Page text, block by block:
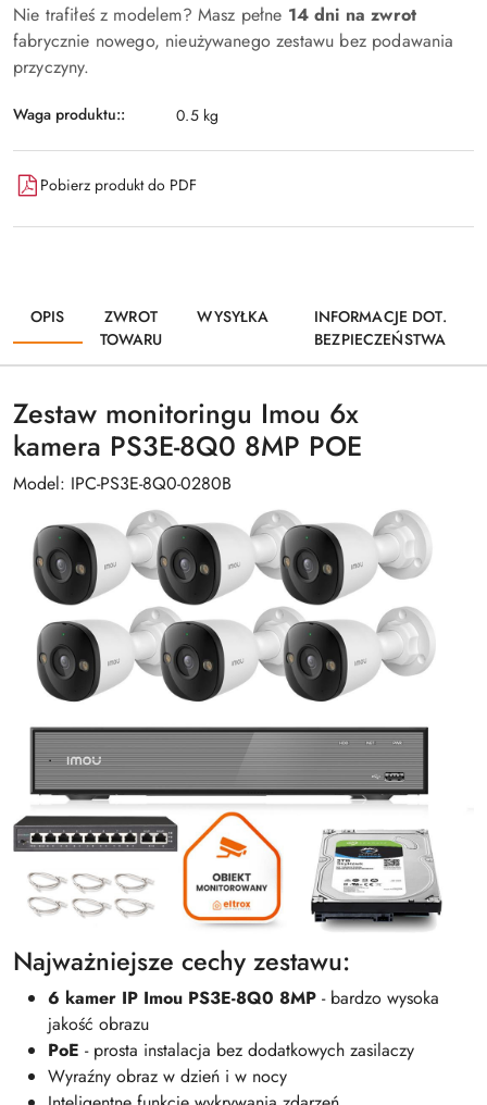
Nie trafiłeś z modelem? Masz pełne 14 dni na zwrot
fabrycznie nowego, nieużywanego zestawu bez podawania
przyczyny.
Waga produktu:: 0.5 kg
Pobierz produkt do PDF
OPIS
ZWROT
TOWARU
WYSYŁKA
INFORMACJE DOT.
BEZPIECZEŃSTWA
Zestaw monitoringu Imou 6x
kamera PS3E-8Q0 8MP POE
Model: IPC-PS3E-8Q0-0280B
Najważniejsze cechy zestawu:
6 kamer IP Imou PS3E-8Q0 8MP - bardzo wysoka
jakość obrazu
PoE - prosta instalacja bez dodatkowych zasilaczy
Wyraźny obraz w dzień i w nocy